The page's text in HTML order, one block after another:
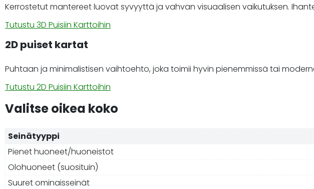
Kerrostetut mantereet luovat syvyyttä ja vahvan visuaalisen vaikutuksen.
Tutustu 3D Puisiin Karttoihin
2D puiset kartat
Puhtaan ja minimalistisen vaihtoehto, joka toimii hyvin pienemmissä tai
Tutustu 2D Puisiin Karttoihin
Valitse oikea koko
Seinätyyppi
Pienet huoneet/huoneistot
Olohuoneet (suosituin)
Suuret ominaisseinät